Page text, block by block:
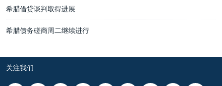
希腊借贷谈判取得进展
希腊债务磋商周二继续进行
关注我们